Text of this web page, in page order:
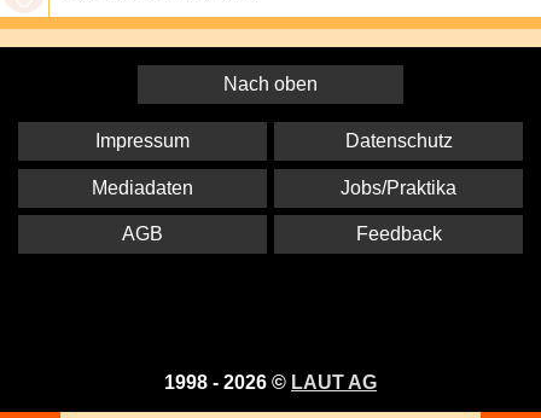
Nach oben
1998 - 2026 © LAUT AG
Impressum Datenschutz
Mediadaten Jobs/Praktika
AGB Feedback